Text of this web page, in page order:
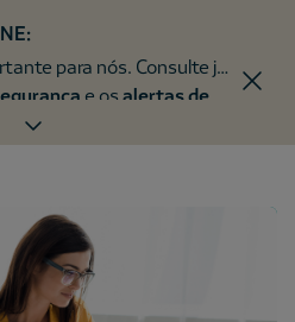
para nós. Consulte já
e os alertas de